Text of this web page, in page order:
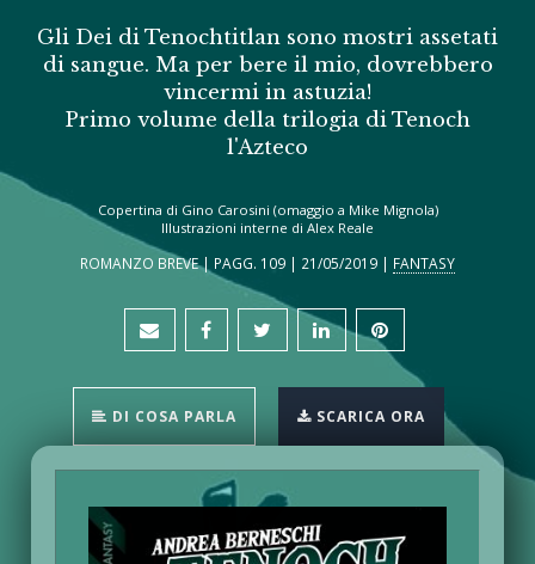
Gli Dei di Tenochtitlan sono mostri assetati
di sangue. Ma per bere il mio, dovrebbero
vincermi in astuzia!
Primo volume della trilogia di Tenoch
l'Azteco
Copertina di Gino Carosini (omaggio a Mike Mignola)
Illustrazioni interne di Alex Reale
ROMANZO BREVE | PAGG. 109 | 21/05/2019 | FANTASY
DI COSA PARLA SCARICA ORA